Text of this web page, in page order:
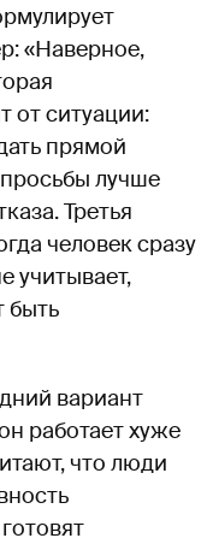
«Наверное,
от ситуации:
прямой
лучше
Третья
человек сразу
учитывает,
быть
вариант
работает хуже
что люди